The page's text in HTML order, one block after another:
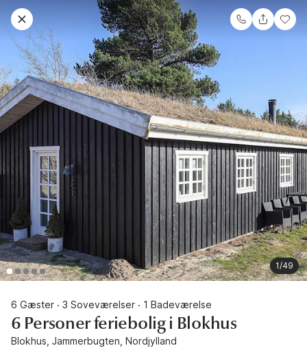
1/49
6 Gæster · 3 Soveværelser · 1 Badeværelse
6 Personer feriebolig i Blokhus
Blokhus, Jammerbugten, Nordjylland